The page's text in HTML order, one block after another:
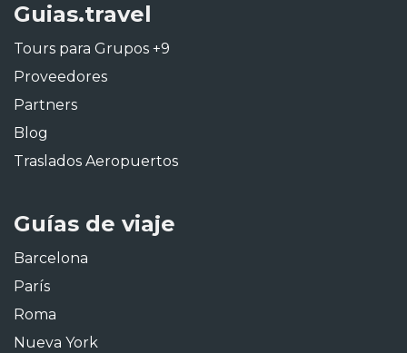
Guias.travel
Tours para Grupos +9
Proveedores
Partners
Blog
Traslados Aeropuertos
Guías de viaje
Barcelona
París
Roma
Nueva York